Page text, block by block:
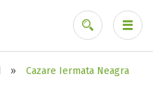
» Cazare Iermata Neagra